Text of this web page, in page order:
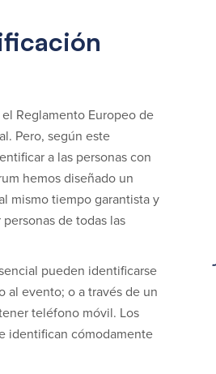
Reglamento Europeo de
Pero, según este
a las personas con
hemos diseñado un
mismo tiempo garantista y
de todas las
pueden identificarse
al evento; o a través de un
teléfono móvil. Los
identifican cómodamente